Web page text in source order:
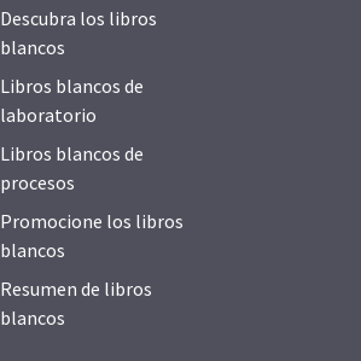
Descubra los libros
blancos
Libros blancos de
laboratorio
Libros blancos de
procesos
Promocione los libros
blancos
Resumen de libros
blancos